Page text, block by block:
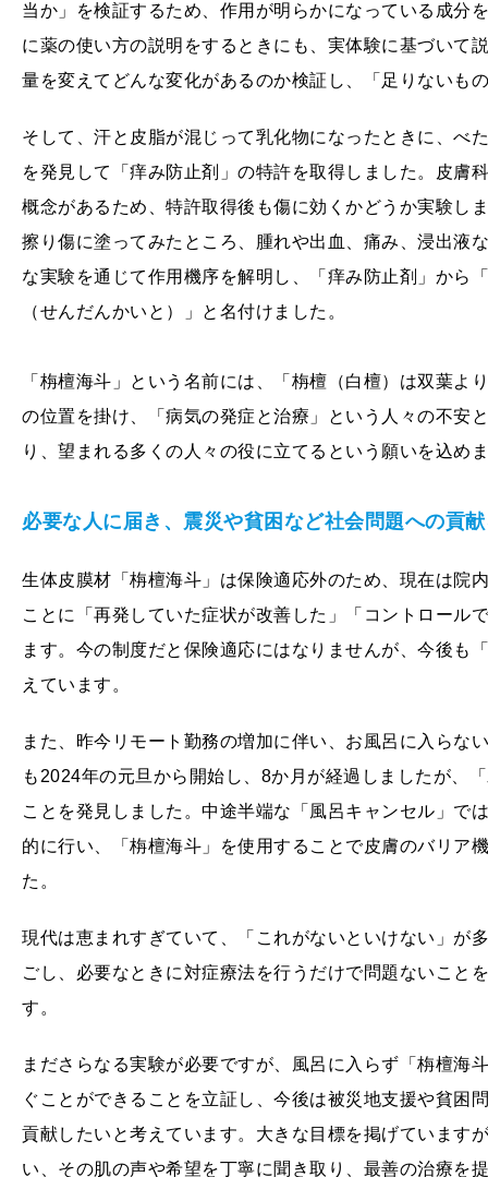
当か」を検証するため、作用が明らかになっている成分
に薬の使い方の説明をするときにも、実体験に基づいて
量を変えてどんな変化があるのか検証し、「足りないも
そして、汗と皮脂が混じって乳化物になったときに、べ
を発見して「痒み防止剤」の特許を取得しました。皮膚
概念があるため、特許取得後も傷に効くかどうか実験し
擦り傷に塗ってみたところ、腫れや出血、痛み、浸出液
な実験を通じて作用機序を解明し、「痒み防止剤」から
（せんだんかいと）」と名付けました。
「栴檀海斗」という名前には、「栴檀（白檀）は双葉
の位置を掛け、「病気の発症と治療」という人々の不安
り、望まれる多くの人々の役に立てるという願いを込め
必要な人に届き、震災や貧困など社会問題への貢
生体皮膜材「栴檀海斗」は保険適応外のため、現在は院
ことに「再発していた症状が改善した」「コントロール
ます。今の制度だと保険適応にはなりませんが、今後も
えています。
また、昨今リモート勤務の増加に伴い、お風呂に入らな
も2024年の元旦から開始し、8か月が経過しましたが、
ことを発見しました。中途半端な「風呂キャンセル」で
的に行い、「栴檀海斗」を使用することで皮膚のバリア
た。
現代は恵まれすぎていて、「これがないといけない」が
ごし、必要なときに対症療法を行うだけで問題ないこと
す。
まださらなる実験が必要ですが、風呂に入らず「栴檀海
ぐことができることを立証し、今後は被災地支援や貧困
貢献したいと考えています。大きな目標を掲げています
い、その肌の声や希望を丁寧に聞き取り、最善の治療を